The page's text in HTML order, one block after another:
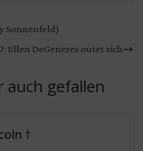
Sonnenfeld)
Ellen DeGeneres outet sich
auch gefallen
†